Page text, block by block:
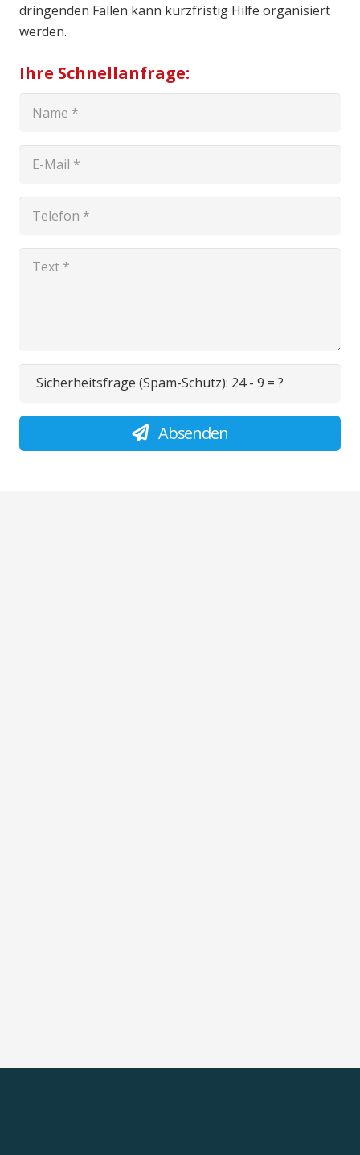
dringenden Fällen kann kurzfristig Hilfe organisiert
werden.
Ihre Schnellanfrage:
Sicherheitsfrage (Spam-Schutz): 24 - 9 = ?
Absenden